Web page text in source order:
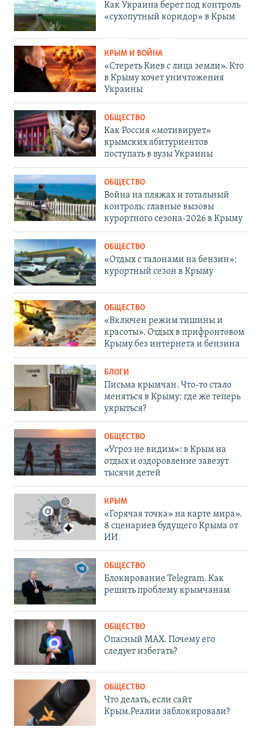
Как Украина берет под контроль
«сухопутный коридор» в Крым
КРЫМ И ВОЙНА
«Стереть Киев с лица земли». Кто
в Крыму хочет уничтожения
Украины
ОБЩЕСТВО
Как Россия «мотивирует»
крымских абитуриентов
поступать в вузы Украины
ОБЩЕСТВО
Война на пляжах и тотальный
контроль: главные вызовы
курортного сезона-2026 в Крыму
ОБЩЕСТВО
«Отдых с талонами на бензин»:
курортный сезон в Крыму
ОБЩЕСТВО
«Включен режим тишины и
красоты». Отдых в прифронтовом
Крыму без интернета и бензина
БЛОГИ
Письма крымчан. Что-то стало
меняться в Крыму: где же теперь
укрыться?
ОБЩЕСТВО
«Угроз не видим»: в Крым на
отдых и оздоровление завезут
тысячи детей
КРЫМ
«Горячая точка» на карте мира».
8 сценариев будущего Крыма от
ИИ
ОБЩЕСТВО
Блокирование Telegram. Как
решить проблему крымчанам
ОБЩЕСТВО
Опасный MAX. Почему его
следует избегать?
ОБЩЕСТВО
Что делать, если сайт
Крым.Реалии заблокировали?